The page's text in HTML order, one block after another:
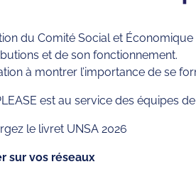
du Comité Social et Économique
et de son fonctionnement.
à montrer l’importance de se
est au service des équipes
le livret UNSA 2026
sur vos réseaux